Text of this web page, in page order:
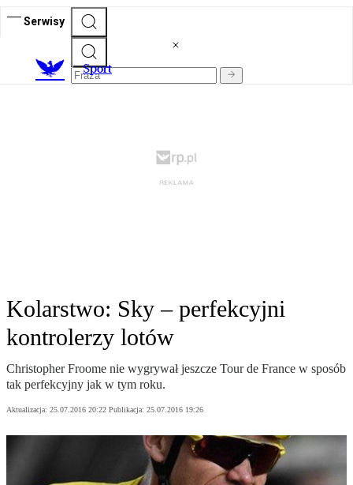
Serwisy
Sport
Kolarstwo: Sky – perfekcyjni
kontrolerzy lotów
Christopher Froome nie wygrywał jeszcze Tour de France w sposób
tak perfekcyjny jak w tym roku.
Aktualizacja: 25.07.2016 20:22 Publikacja: 25.07.2016 19:26